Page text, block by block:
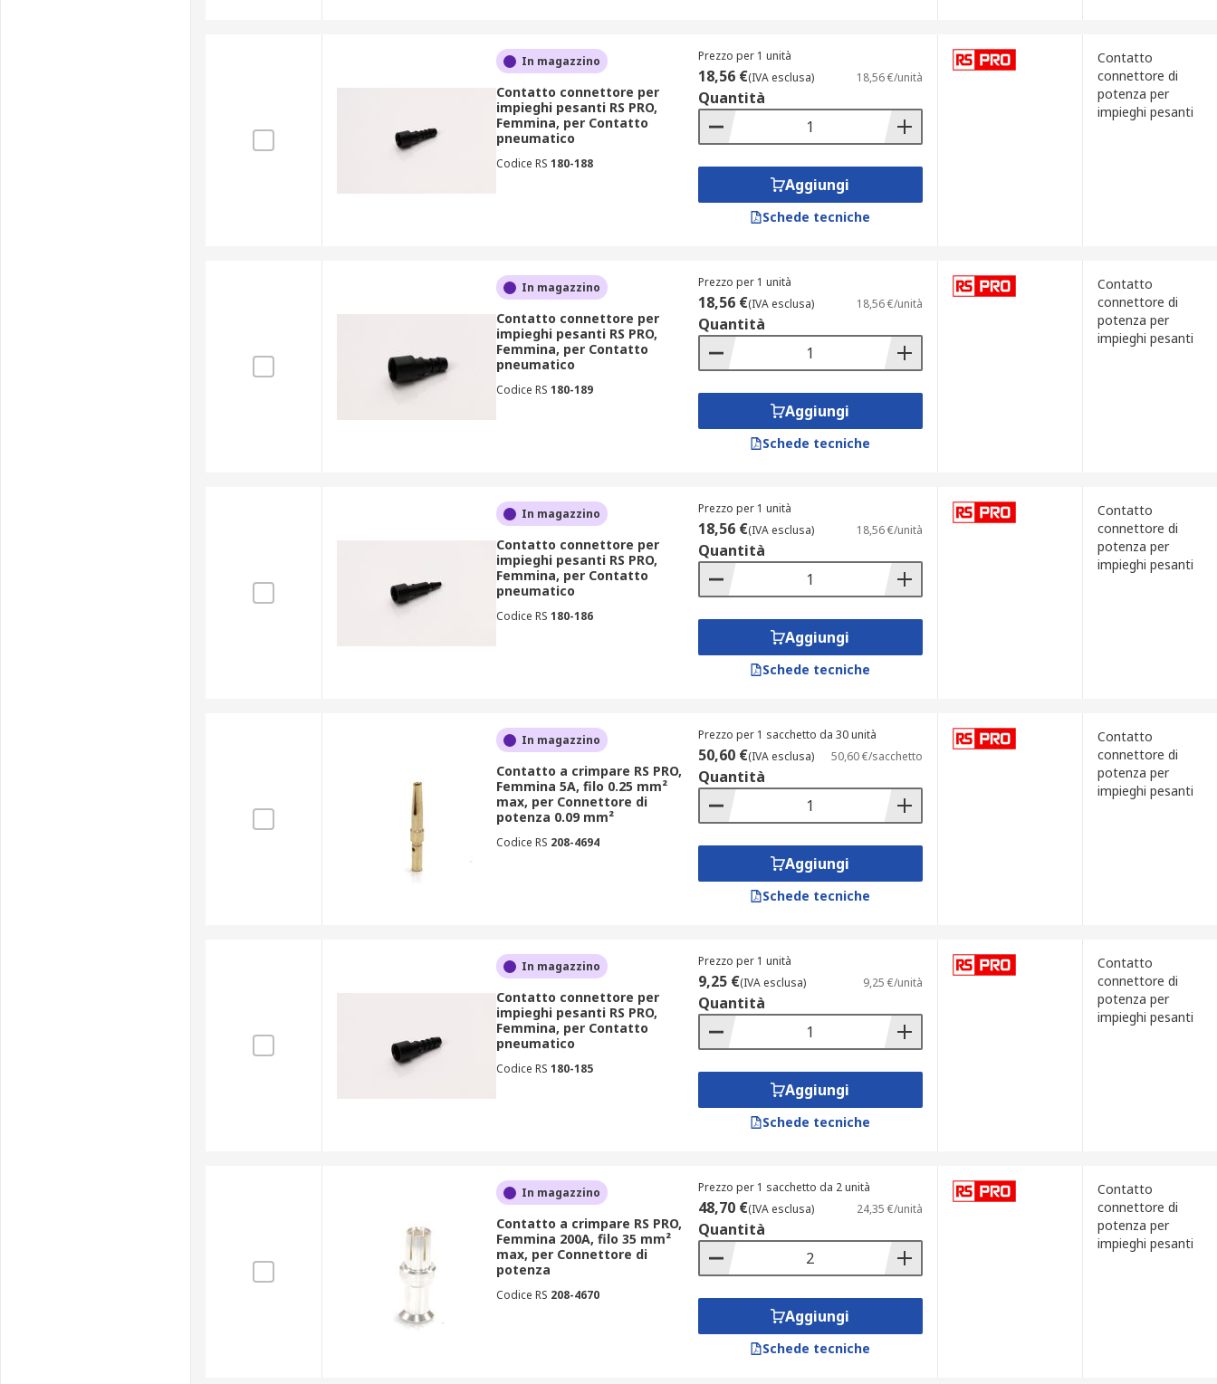
In magazzino
Contatto connettore per
impieghi pesanti RS PRO,
Femmina, per Contatto
pneumatico
Codice RS 180-188
Prezzo per 1 unità
18,56 €(IVA esclusa) 18,56 €/unità
Quantità
Aggiungi
Schede tecniche
Contatto
connettore di
potenza per
impieghi pesanti
In magazzino
Contatto connettore per
impieghi pesanti RS PRO,
Femmina, per Contatto
pneumatico
Codice RS 180-189
Prezzo per 1 unità
18,56 €(IVA esclusa) 18,56 €/unità
Quantità
Aggiungi
Schede tecniche
Contatto
connettore di
potenza per
impieghi pesanti
In magazzino
Contatto connettore per
impieghi pesanti RS PRO,
Femmina, per Contatto
pneumatico
Codice RS 180-186
Prezzo per 1 unità
18,56 €(IVA esclusa) 18,56 €/unità
Quantità
Aggiungi
Schede tecniche
Contatto
connettore di
potenza per
impieghi pesanti
In magazzino
Contatto a crimpare RS PRO,
Femmina 5A, filo 0.25 mm²
max, per Connettore di
potenza 0.09 mm²
Codice RS 208-4694
Prezzo per 1 sacchetto da 30 unità
50,60 €(IVA esclusa) 50,60 €/sacchetto
Quantità
Aggiungi
Schede tecniche
Contatto
connettore di
potenza per
impieghi pesanti
In magazzino
Contatto connettore per
impieghi pesanti RS PRO,
Femmina, per Contatto
pneumatico
Codice RS 180-185
Prezzo per 1 unità
9,25 €(IVA esclusa) 9,25 €/unità
Quantità
Aggiungi
Schede tecniche
Contatto
connettore di
potenza per
impieghi pesanti
In magazzino
Contatto a crimpare RS PRO,
Femmina 200A, filo 35 mm²
max, per Connettore di
potenza
Codice RS 208-4670
Prezzo per 1 sacchetto da 2 unità
48,70 €(IVA esclusa) 24,35 €/unità
Quantità
Aggiungi
Schede tecniche
Contatto
connettore di
potenza per
impieghi pesanti